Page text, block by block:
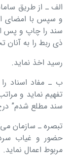
الف ـ از طریق
و سپس با امضای
سند را چاپ و پس
ذی ربط را به آنان
رسید اخذ نماید.
ب ـ مفاد اسناد
تفهیم نماید و
سند مطلع شدم”
تبصره ـ سازمان
حضور و غیاب
مربوط اعمال نماید.